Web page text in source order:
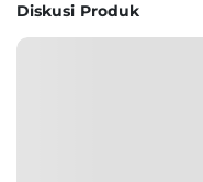
Diskusi Produk